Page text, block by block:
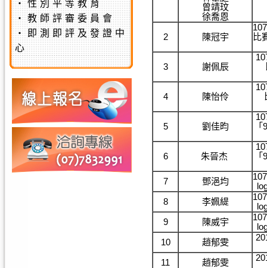
‧性別平等教育
‧教師評審委員會
‧即測即評及發證中
心
曾靖玟
徐喬恩
2 陳冠宇
比
3 謝佩辰
4 陳怡伶
5 劉佳昀
6 朱晉杰
7 鄧浥均
8
李姵緹
9
陳威宇
10
趙郁雯
11 趙郁雯